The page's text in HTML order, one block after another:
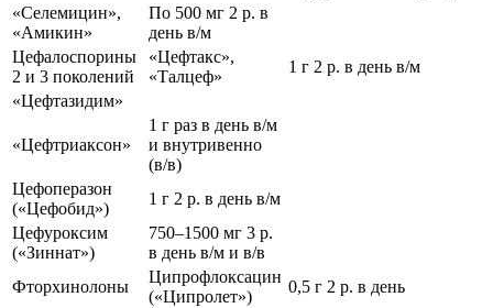
«Селемицин»,
«Амикин»
По 500 мг 2 р. в
день в/м
Цефалоспорины
2 и 3 поколений
«Цефтакс»,
«Талцеф»
1 г 2 р. в день в/м
«Цефтазидим»
«Цефтриаксон»
1 г раз в день в/м
и внутривенно
(в/в)
Цефоперазон
(«Цефобид»)
1 г 2 р. в день в/м
Цефуроксим
(«Зиннат»)
750–1500 мг 3 р.
в день в/м и в/в
Фторхинолоны
Ципрофлоксацин
(«Ципролет»)
0,5 г 2 р. в день